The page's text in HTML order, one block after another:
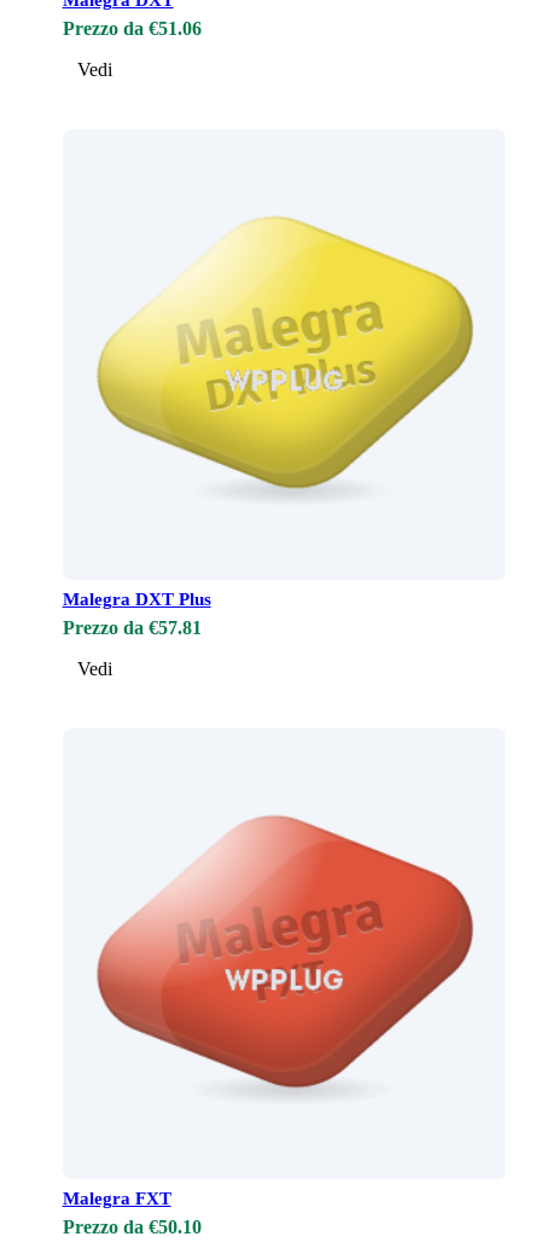
Prezzo da €51.06
Vedi
Malegra DXT Plus
Prezzo da €57.81
Vedi
Malegra FXT
Prezzo da €50.10